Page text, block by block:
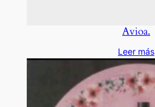
Avioa.
Leer más